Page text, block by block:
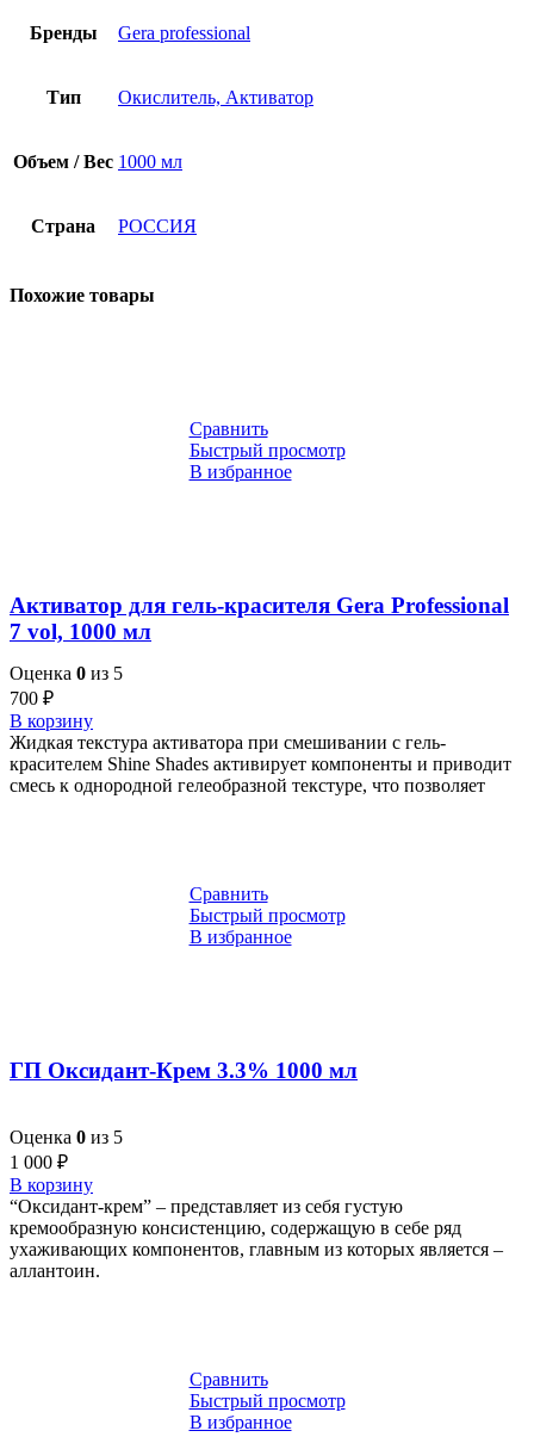
Бренды Gera professional
Тип Окислитель, Активатор
Объем / Вес 1000 мл
Страна РОССИЯ
Похожие товары
Сравнить
Быстрый просмотр
В избранное
Активатор для гель-красителя Gera Professional
7 vol, 1000 мл
Оценка 0 из 5
700 ₽
В корзину
Жидкая текстура активатора при смешивании с гель-
красителем Shine Shades активирует компоненты и приводит
смесь к однородной гелеобразной текстуре, что позволяет
Сравнить
Быстрый просмотр
В избранное
ГП Оксидант-Крем 3.3% 1000 мл
Оценка 0 из 5
1 000 ₽
В корзину
“Оксидант-крем” – представляет из себя густую
кремообразную консистенцию, содержащую в себе ряд
ухаживающих компонентов, главным из которых является –
аллантоин.
Сравнить
Быстрый просмотр
В избранное